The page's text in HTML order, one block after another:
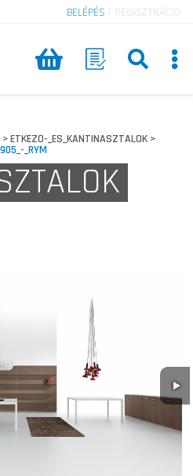
BELÉPÉS REGISZTRÁCIÓ
>ETKEZO-_ES_KANTINASZTALOK >
_RYM